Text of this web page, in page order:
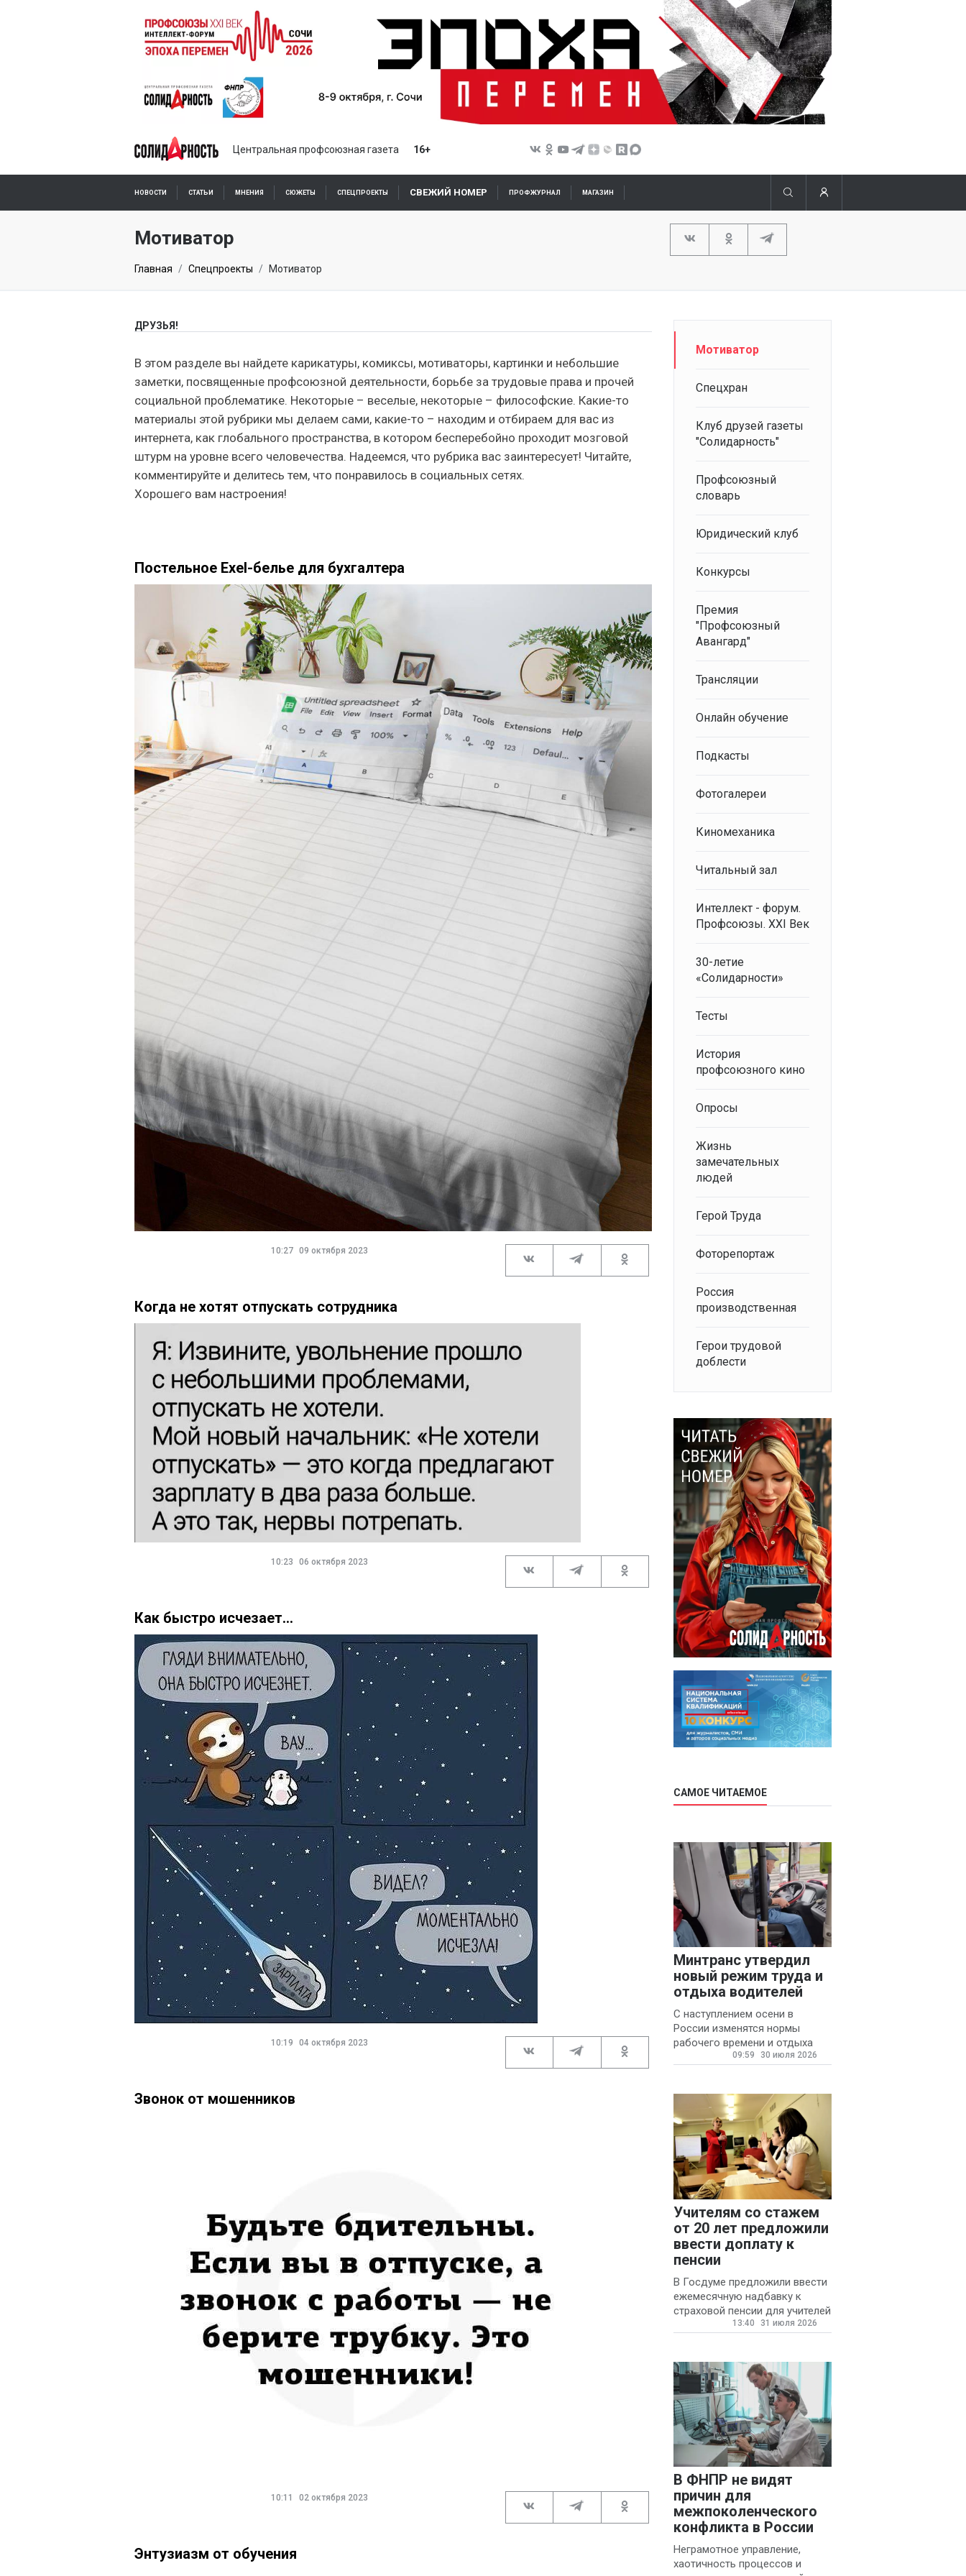
Центральная профсоюзная газета 16+
НОВОСТИ СТАТЬИ МНЕНИЯ СЮЖЕТЫ СПЕЦПРОЕКТЫ СВЕЖИЙ НОМЕР ПРОФЖУРНАЛ МАГАЗИН
ПОДПИСКА ОНЛАЙН
Мотиватор
Главная Спецпроекты Мотиватор
ДРУЗЬЯ!
В этом разделе вы найдете карикатуры, комиксы, мотиваторы, картинки и небольшие
заметки, посвященные профсоюзной деятельности, борьбе за трудовые права и прочей
социальной проблематике. Некоторые – веселые, некоторые – философские. Какие-то
материалы этой рубрики мы делаем сами, какие-то – находим и отбираем для вас из
интернета, как глобального пространства, в котором бесперебойно проходит мозговой
штурм на уровне всего человечества. Надеемся, что рубрика вас заинтересует! Читайте,
комментируйте и делитесь тем, что понравилось в социальных сетях.
Хорошего вам настроения!
Постельное Exel-белье для бухгалтера
10:27 09 октября 2023
Когда не хотят отпускать сотрудника
10:23 06 октября 2023
Как быстро исчезает...
10:19 04 октября 2023
Звонок от мошенников
10:11 02 октября 2023
Энтузиазм от обучения
Мотиватор
Спецхран
Клуб друзей газеты
"Солидарность"
Профсоюзный
словарь
Юридический клуб
Конкурсы
Премия
"Профсоюзный
Авангард"
Трансляции
Онлайн обучение
Подкасты
Фотогалереи
Киномеханика
Читальный зал
Интеллект - форум.
Профсоюзы. XXI Век
30-летие
«Солидарности»
Тесты
История
профсоюзного кино
Опросы
Жизнь
замечательных
людей
Герой Труда
Фоторепортаж
Россия
производственная
Герои трудовой
доблести
САМОЕ ЧИТАЕМОЕ
Минтранс утвердил
новый режим труда и
отдыха водителей
С наступлением осени в
России изменятся нормы
рабочего времени и отдыха
для автомобилистов.
09:59 30 июля 2026
Учителям со стажем
от 20 лет предложили
ввести доплату к
пенсии
В Госдуме предложили ввести
ежемесячную надбавку к
страховой пенсии для учителей
государственных и
13:40 31 июля 2026
В ФНПР не видят
причин для
межпоколенческого
конфликта в России
Неграмотное управление,
хаотичность процессов и